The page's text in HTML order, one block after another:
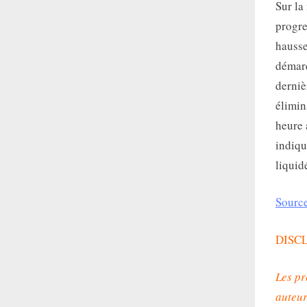
Sur la
heure
Les